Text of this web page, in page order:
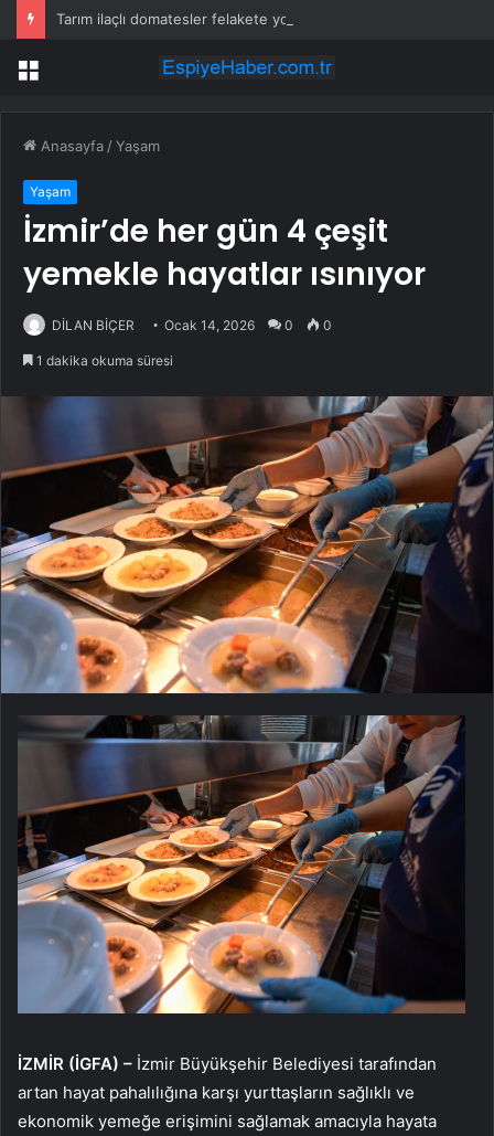
Menü
Anasayfa /Yaşam
Yaşam
İzmir’de her gün 4 çeşit
yemekle hayatlar ısınıyor
DİLAN BİÇER Ocak 14, 2026 0 0
1 dakika okuma süresi
İZMİR (İGFA) – İzmir Büyükşehir Belediyesi tarafından
artan hayat pahalılığına karşı yurttaşların sağlıklı ve
ekonomik yemeğe erişimini sağlamak amacıyla hayata